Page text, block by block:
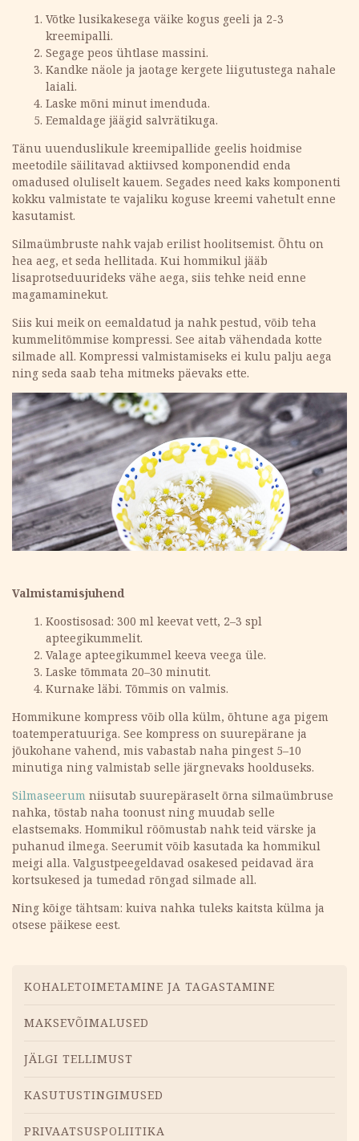
Võtke lusikakesega väike kogus geeli ja 2-3
kreemipalli.
Segage peos ühtlase massini.
Kandke näole ja jaotage kergete liigutustega nahale
laiali.
Laske mõni minut imenduda.
Eemaldage jäägid salvrätikuga.
Tänu uuenduslikule kreemipallide geelis hoidmise
meetodile säilitavad aktiivsed komponendid enda
omadused oluliselt kauem. Segades need kaks komponenti
kokku valmistate te vajaliku koguse kreemi vahetult enne
kasutamist.
Silmaümbruste nahk vajab erilist hoolitsemist. Õhtu on
hea aeg, et seda hellitada. Kui hommikul jääb
lisaprotseduurideks vähe aega, siis tehke neid enne
magamaminekut.
Siis kui meik on eemaldatud ja nahk pestud, võib teha
kummelitõmmise kompressi. See aitab vähendada kotte
silmade all. Kompressi valmistamiseks ei kulu palju aega
ning seda saab teha mitmeks päevaks ette.
Valmistamisjuhend
Koostisosad: 300 ml keevat vett, 2–3 spl
apteegikummelit.
Valage apteegikummel keeva veega üle.
Laske tõmmata 20–30 minutit.
Kurnake läbi. Tõmmis on valmis.
Hommikune kompress võib olla külm, õhtune aga pigem
toatemperatuuriga. See kompress on suurepärane ja
jõukohane vahend, mis vabastab naha pingest 5–10
minutiga ning valmistab selle järgnevaks hoolduseks.
Silmaseerum niisutab suurepäraselt õrna silmaümbruse
nahka, tõstab naha toonust ning muudab selle
elastsemaks. Hommikul rõõmustab nahk teid värske ja
puhanud ilmega. Seerumit võib kasutada ka hommikul
meigi alla. Valgustpeegeldavad osakesed peidavad ära
kortsukesed ja tumedad rõngad silmade all.
Ning kõige tähtsam: kuiva nahka tuleks kaitsta külma ja
otsese päikese eest.
Menüü
KOHALETOIMETAMINE JA TAGASTAMINE
MAKSEVÕIMALUSED
JÄLGI TELLIMUST
KASUTUSTINGIMUSED
PRIVAATSUSPOLIITIKA